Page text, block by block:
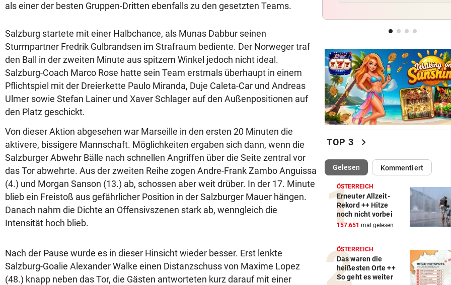
als einer der besten Gruppen-Dritten ebenfalls zu den gesetzten Teams.
Salzburg startete mit einer Halbchance, als Munas Dabbur seinen
Sturmpartner Fredrik Gulbrandsen im Strafraum bediente. Der Norweger traf
den Ball in der zweiten Minute aus spitzem Winkel jedoch nicht ideal.
Salzburg-Coach Marco Rose hatte sein Team erstmals überhaupt in einem
Pflichtspiel mit der Dreierkette Paulo Miranda, Duje Caleta-Car und Andreas
Ulmer sowie Stefan Lainer und Xaver Schlager auf den Außenpositionen auf
den Platz geschickt.
Von dieser Aktion abgesehen war Marseille in den ersten 20 Minuten die
aktivere, bissigere Mannschaft. Möglichkeiten ergaben sich dann, wenn die
Salzburger Abwehr Bälle nach schnellen Angriffen über die Seite zentral vor
das Tor abwehrte. Aus der zweiten Reihe zogen Andre-Frank Zambo Anguissa
(4.) und Morgan Sanson (13.) ab, schossen aber weit drüber. In der 17. Minute
blieb ein Freistoß aus gefährlicher Position in der Salzburger Mauer hängen.
Danach nahm die Dichte an Offensivszenen stark ab, wenngleich die
Intensität hoch blieb.
Nach der Pause wurde es in dieser Hinsicht wieder besser. Erst lenkte
Salzburg-Goalie Alexander Walke einen Distanzschuss von Maxime Lopez
(48.) knapp neben das Tor, die Gästen antworteten kurz darauf mit einer
Play-off weit auf
Irre! Salzburg – Pafos wegen
Sintflut unterbrochen
TOP 3 chevron_right
Gelesen(ausgewählt)Kommentiert
ÖSTERREICH
Erneuter Allzeit-
Rekord ++ Hitze
noch nicht vorbei
157.651 mal gelesen
ÖSTERREICH
Das waren die
heißesten Orte ++
So geht es weiter
Action-Cam Vergleich
ZUM VERGLEICH
Crosstrainer Vergleich
ZUM VERGLEICH